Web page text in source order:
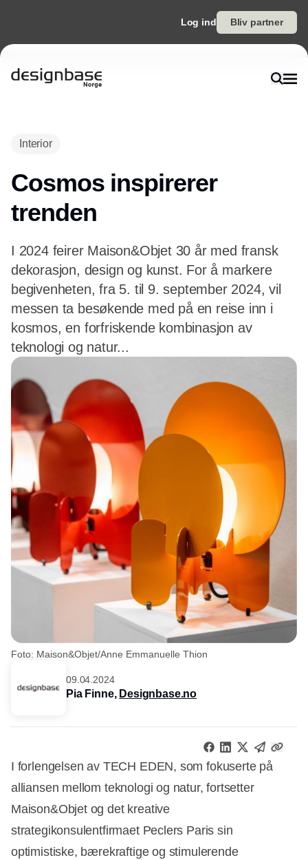
Log ind Bliv partner
Interior
Cosmos inspirerer
trenden
I 2024 feirer Maison&Objet 30 år med fransk
dekorasjon, design og kunst. For å markere
begivenheten, fra 5. til 9. september 2024, vil
messen ta besøkende med på en reise inn i
kosmos, en forfriskende kombinasjon av
teknologi og natur...
Foto: Maison&Objet/Anne Emmanuelle Thion
09.04.2024
Pia Finne, Designbase.no
I forlengelsen av TECH EDEN, som fokuserte på
alliansen mellom teknologi og natur, fortsetter
Maison&Objet og det kreative
strategikonsulentfirmaet Peclers Paris sin
optimistiske, bærekraftige og stimulerende